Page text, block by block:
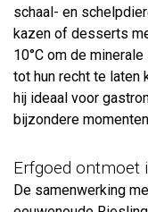
schaal- en
kazen of desserts
10°C om de
tot hun recht te laten
hij ideaal voor
bijzondere
Erfgoed ontmoet
De samenwerking